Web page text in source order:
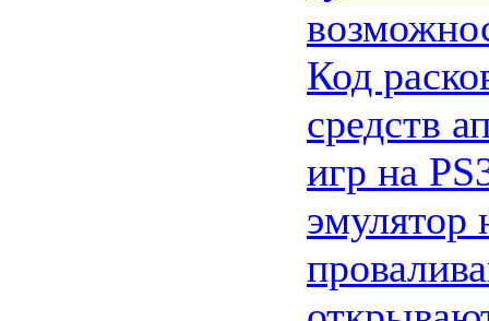
Код
средств
игр на
эмулятор